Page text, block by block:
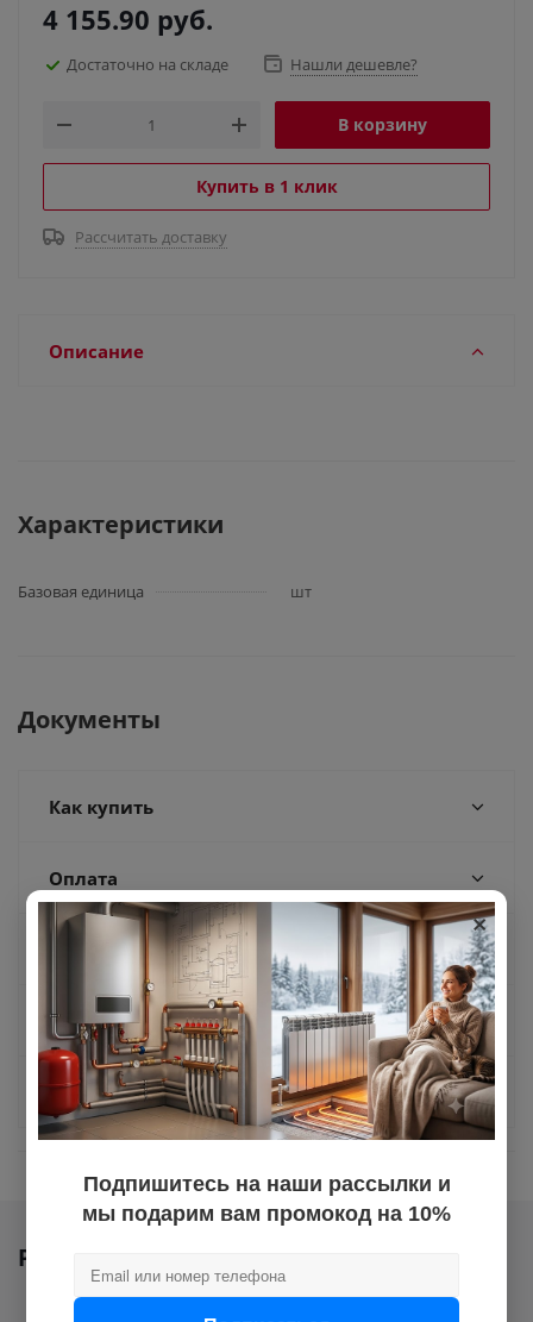
4 155.90 руб.
Достаточно на складе Нашли дешевле?
В корзину
Купить в 1 клик
Рассчитать доставку
Описание
Характеристики
Базовая единица шт
Документы
Как купить
Оплата
Доставка
Отзывы
Задать вопрос
Ранее вы смотрели
×
Подпишитесь на наши рассылки и
мы подарим вам промокод на 10%